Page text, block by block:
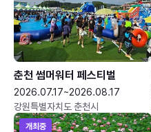
춘천 썸머워터 페스티벌
2026.07.17~2026.08.17
강원특별자치도 춘천시
개최중